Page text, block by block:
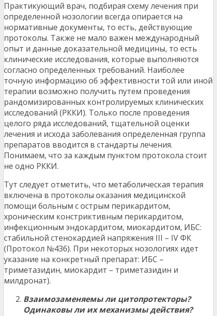
Практикующий врач, подбирая схему лечения при
определенной нозологии всегда опирается на
нормативные документы, то есть, действующие
протоколы. Также не мало важен международный
опыт и данные доказательной медицины, то есть
клинические исследования, которые выполняются
согласно определенных требований. Наиболее
точную информацию об эффективности той или иной
терапии возможно получить путем проведения
рандомизированных контролируемых клинических
исследований (РККИ). Только после проведения
целого ряда исследований, тщательной оценки
лечения и исхода заболевания определенная группа
препаратов вводится в стандарты лечения.
Понимаем, что за каждым пунктом протокола стоит
не одно РККИ.
Тут следует отметить, что метаболическая терапия
включена в протоколы оказания медицинской
помощи больным с острым перикардитом,
хроническим констриктивным перикардитом,
инфекционным эндокардитом, миокардитом, ИБС:
стабильной стенокардией напряжения III – IV ФК
(Протокол №436). При некоторых нозологиях идет
указание на конкретный препарат: ИБС –
триметазидин, миокардит – триметазидин и
милдронат).
Взаимозаменяемы ли цитопротекторы?
Одинаковы ли их механизмы действия?